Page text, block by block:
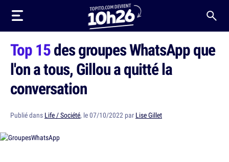
Top 15des groupes WhatsApp que
l'on a tous, Gillou a quitté la
conversation
Publié dans Life / Société, le 07/10/2022 par Lise Gillet